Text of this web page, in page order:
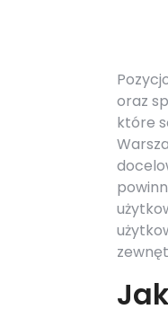
oraz
które